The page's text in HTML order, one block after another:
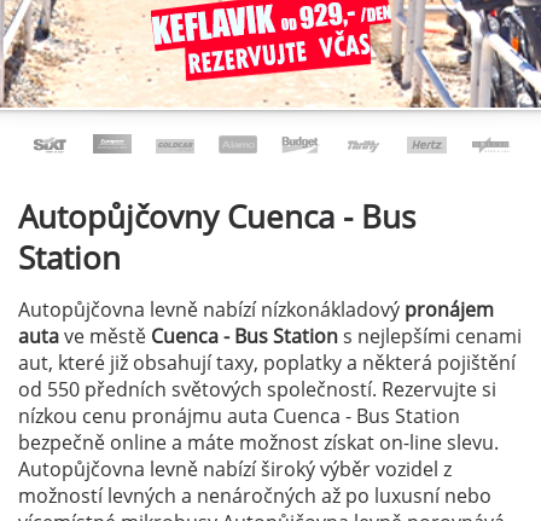
AutopůjčovnyCuenca - Bus
Station
Autopůjčovna levně nabízí nízkonákladový pronájem
autave městě Cuenca - Bus Stations nejlepšími cenami
aut, které již obsahují taxy, poplatky a některá pojištění
od 550 předních světových společností. Rezervujte si
nízkou cenu pronájmu auta Cuenca - Bus Station
bezpečně online a máte možnost získat on-line slevu.
Autopůjčovna levně nabízí široký výběr vozidel z
možností levných a nenáročných až po luxusní nebo